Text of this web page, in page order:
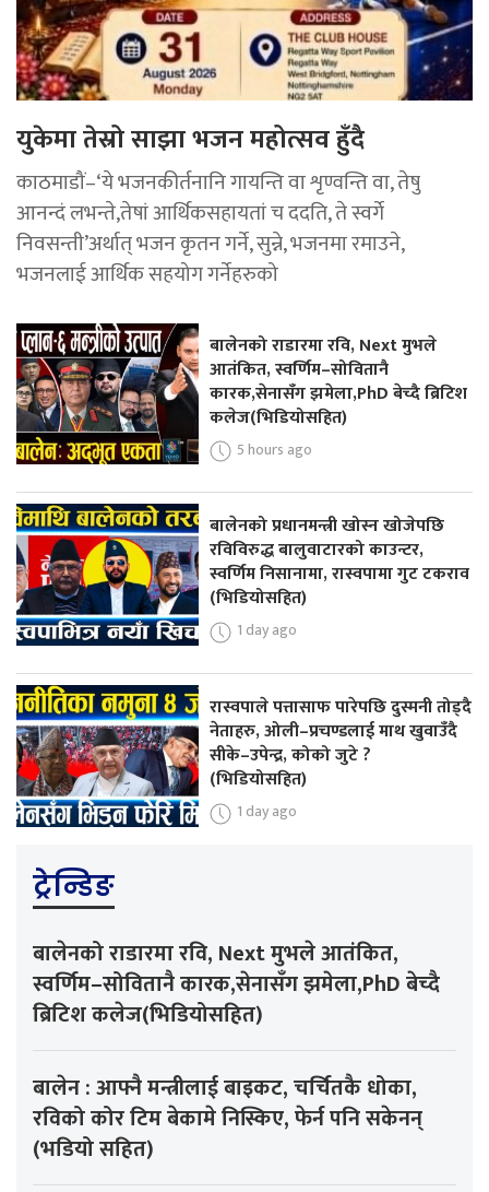
युकेमा तेस्रो साझा भजन महोत्सव हुँदै
काठमाडौं–‘ये भजनकीर्तनानि गायन्ति वा शृण्वन्ति वा, तेषु
आनन्दं लभन्ते,तेषां आर्थिकसहायतां च ददति, ते स्वर्गे
निवसन्ती’अर्थात् भजन कृतन गर्ने, सुन्ने, भजनमा रमाउने,
भजनलाई आर्थिक सहयोग गर्नेहरुको
बालेनको राडारमा रवि, Next मुभले
आतंकित, स्वर्णिम–सोवितानै
कारक,सेनासँग झमेला,PhD बेच्दै ब्रिटिश
कलेज(भिडियोसहित)
5 hours ago
बालेनको प्रधानमन्त्री खोस्न खोजेपछि
रविविरुद्ध बालुवाटारको काउन्टर,
स्वर्णिम निसानामा, रास्वपामा गुट टकराव
(भिडियोसहित)
1 day ago
रास्वपाले पत्तासाफ पारेपछि दुस्मनी तोड्दै
नेताहरु, ओली–प्रचण्डलाई माथ खुवाउँदै
सीके–उपेन्द्र, कोको जुटे ?
(भिडियोसहित)
1 day ago
ट्रेन्डिङ
बालेनको राडारमा रवि, Next मुभले आतंकित,
स्वर्णिम–सोवितानै कारक,सेनासँग झमेला,PhD बेच्दै
ब्रिटिश कलेज(भिडियोसहित)
बालेन : आफ्नै मन्त्रीलाई बाइकट, चर्चितकै धोका,
रविको कोर टिम बेकामे निस्किए, फेर्न पनि सकेनन्
(भडियो सहित)